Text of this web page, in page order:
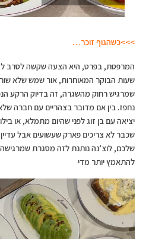
>>>כשהגוף זוכר…
המרפסת, בפרט, היא הצעה שקשה לסרב
שעות הבוקר המאוחרות, אור שמש שלא שורף
שמרגיש רחוק מהשגרה, זה בדיוק הרקע
נחפז. בין אם מדובר בצהריים עם חברה
יציאה עם בן זוג לפני שהיום מתמלא, או
שכבר לא צריכים פארק שעשועים אבל
שלכם, לוצ’נה נותנת לזה מסגרת
להתאמץ יותר מדי